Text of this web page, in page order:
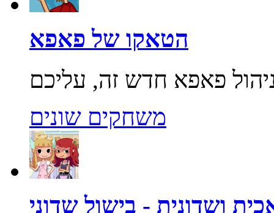
הטאקו של פאפא
משחקים שונים
ושדונית - בישול שדוני